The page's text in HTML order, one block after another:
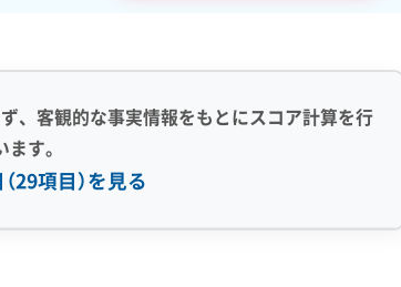
、客観的な事実情報をもとにスコア計算を行
す。
29項目）を見る